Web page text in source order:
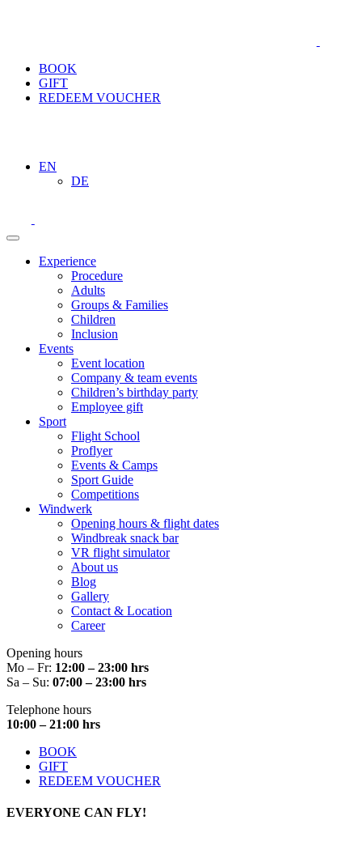
BOOK
GIFT
REDEEM VOUCHER
EN
DE
Experience
Procedure
Adults
Groups & Families
Children
Inclusion
Events
Event location
Company & team events
Children’s birthday party
Employee gift
Sport
Flight School
Proflyer
Events & Camps
Sport Guide
Competitions
Windwerk
Opening hours & flight dates
Windbreak snack bar
VR flight simulator
About us
Blog
Gallery
Contact & Location
Career
Opening hours
Mo – Fr: 12:00 – 23:00 hrs
Sa – Su: 07:00 – 23:00 hrs
Telephone hours
10:00 – 21:00 hrs
BOOK
GIFT
REDEEM VOUCHER
EVERYONE CAN FLY!